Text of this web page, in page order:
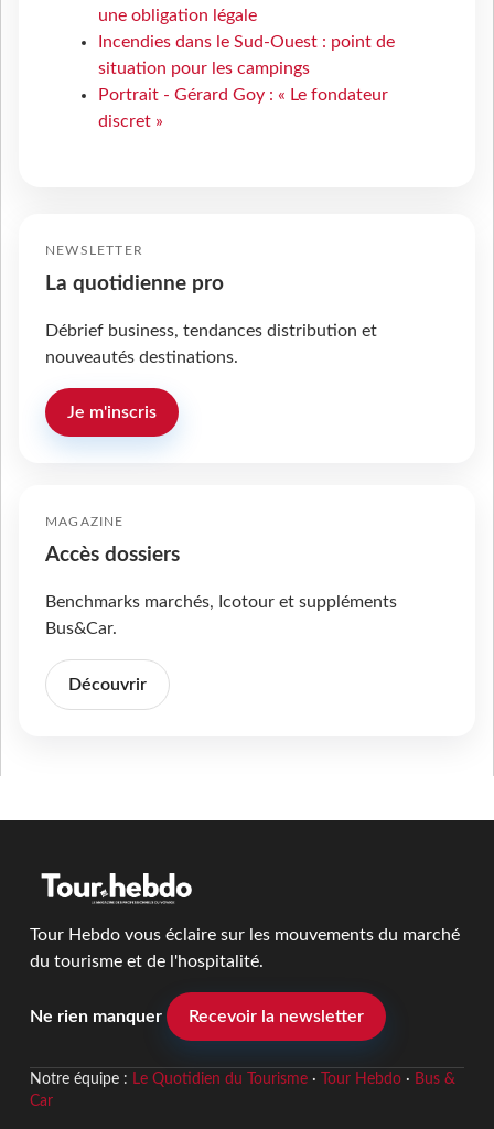
une obligation légale
Incendies dans le Sud-Ouest : point de
situation pour les campings
Portrait - Gérard Goy : « Le fondateur
discret »
NEWSLETTER
La quotidienne pro
Débrief business, tendances distribution et
nouveautés destinations.
Je m'inscris
MAGAZINE
Accès dossiers
Benchmarks marchés, Icotour et suppléments
Bus&Car.
Découvrir
Tour Hebdo vous éclaire sur les mouvements du marché
du tourisme et de l'hospitalité.
Ne rien manquer Recevoir la newsletter
Notre équipe : Le Quotidien du Tourisme· Tour Hebdo· Bus &
Car